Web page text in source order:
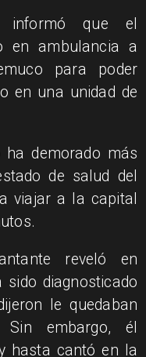
informó que el
en ambulancia a
para poder
en una unidad de
ha demorado más
de salud del
viajar a la capital
reveló en
diagnosticado
le quedaban
embargo, él
hasta cantó en la